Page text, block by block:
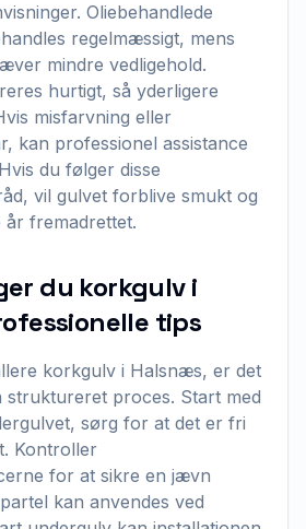
Oliebehandlede
regelmæssigt, mens
mindre vedligehold.
hurtigt, så yderligere
misfarvning eller
kan professionel assistance
du følger disse
vil gulvet forblive smukt og
år fremadrettet.
du korkgulv i
tips
korkgulv i Halsnæs, er det
struktureret proces. Start med
sørg for at det er fri
Kontroller
for at sikre en jævn
kan anvendes ved